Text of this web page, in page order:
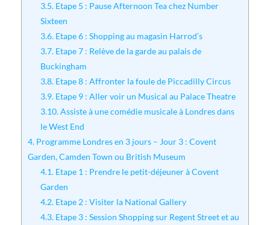
3.5. Etape 5 : Pause Afternoon Tea chez Number
Sixteen
3.6. Etape 6 : Shopping au magasin Harrod’s
3.7. Etape 7 : Relève de la garde au palais de
Buckingham
3.8. Etape 8 : Affronter la foule de Piccadilly Circus
3.9. Etape 9 : Aller voir un Musical au Palace Theatre
3.10.Assiste à une comédie musicale à Londres dans
le West End
4. Programme Londres en 3 jours – Jour 3 : Covent
Garden, Camden Town ou British Museum
4.1. Etape 1 : Prendre le petit-déjeuner à Covent
Garden
4.2. Etape 2 : Visiter la National Gallery
4.3. Etape 3 : Session Shopping sur Regent Street et au